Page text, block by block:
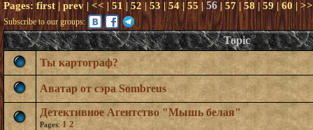
Pages:first | prev| <<| 51 | 52 |53|54|55 |56| 57|58|59|60| >>
Subscribe to our groups:
Topic
Ты картограф?
Аватар от сэра Sombreus
Детективное Агентство "Мышь белая"
Pages: 1 2